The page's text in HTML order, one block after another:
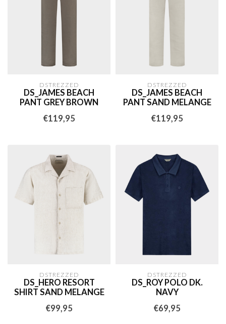
DSTREZZED
DS_JAMES BEACH
PANT GREY BROWN
€119,95
DSTREZZED
DS_JAMES BEACH
PANT SAND MELANGE
€119,95
DSTREZZED
DS_HERO RESORT
SHIRT SAND MELANGE
€99,95
DSTREZZED
DS_ROY POLO DK.
NAVY
€69,95